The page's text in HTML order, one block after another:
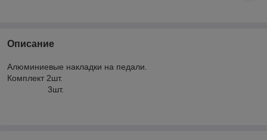
Описание
Алюминиевые накладки на педали.
Комплект 2шт.
3шт.